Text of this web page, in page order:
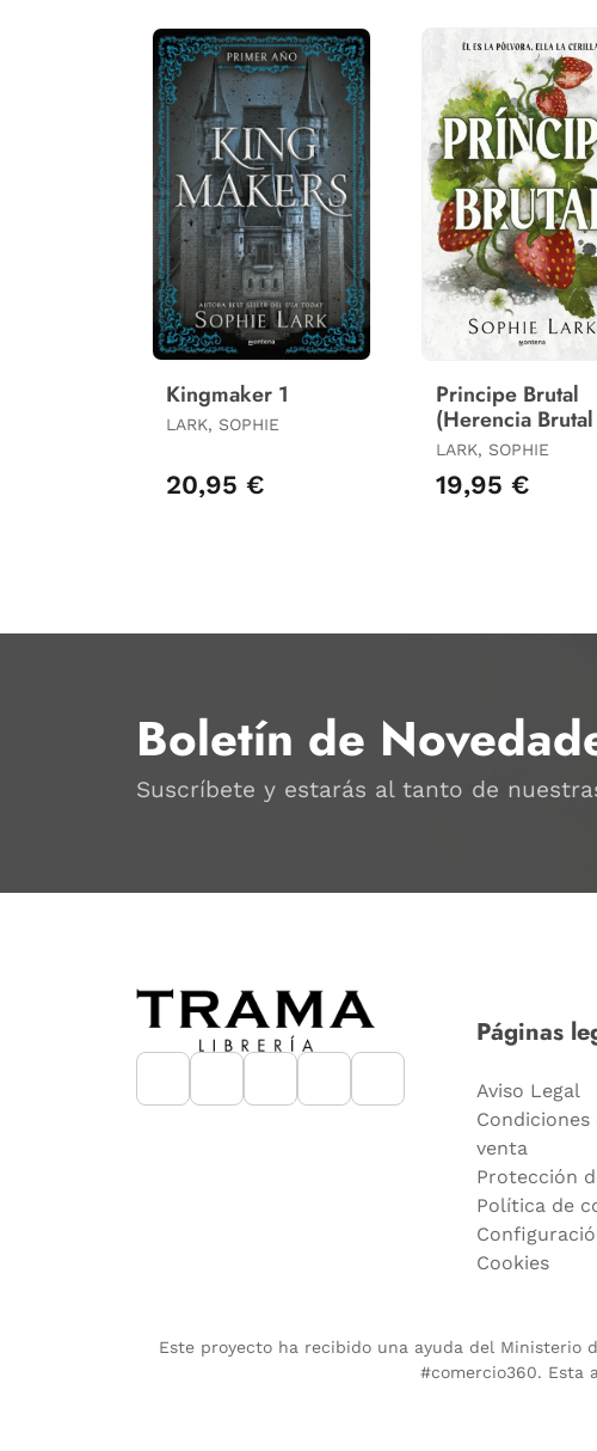
Kingmaker 1
LARK, SOPHIE
20,95 €
Principe Brutal
(Herencia Brutal
LARK, SOPHIE
19,95 €
Boletín de
Suscríbete y estarás al tanto de
Páginas
Aviso Legal
Condiciones
venta
Protección
Política de
Cookies
Este proyecto ha recibido una ayuda del Ministerio
#comercio360. Esta